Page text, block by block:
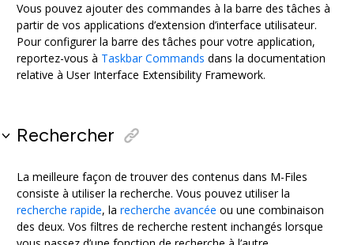
Vous pouvez ajouter des commandes à la barre des tâches à
partir de vos applications d’extension d’interface utilisateur.
Pour configurer la barre des tâches pour votre application,
reportez-vous à Taskbar Commands dans la documentation
relative à User Interface Extensibility Framework.
Rechercher
La meilleure façon de trouver des contenus dans M-Files
consiste à utiliser la recherche. Vous pouvez utiliser la
recherche rapide, la recherche avancée ou une combinaison
des deux. Vos filtres de recherche restent inchangés lorsque